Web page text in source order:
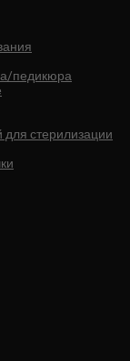
педикюра
для стерилизации